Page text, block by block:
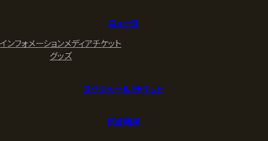
ニュース
インフォメーションメディアチケット
グッズ
スケジュール/チケット
試合結果